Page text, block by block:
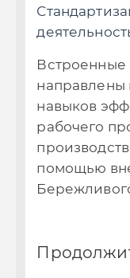
Встроенные
направлены
навыков
рабочего
помощью